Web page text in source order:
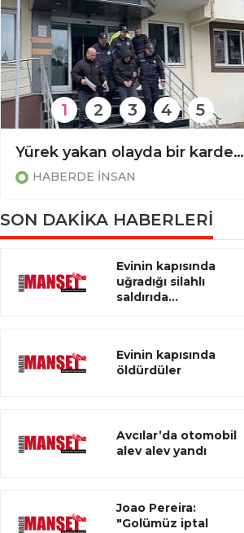
Yürek yakan olayda bir kardeş toprakta, diğeri cezaevinde
HABERDE İNSAN
1 2 3 4 5
SON DAKİKA HABERLERİ
Evinin kapısında
uğradığı silahlı
saldırıda...
Evinin kapısında
öldürdüler
Avcılar’da otomobil
alev alev yandı
Joao Pereira:
"Golümüz iptal